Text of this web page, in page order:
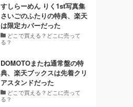
すしらーめん りく1st写真集
さいごのふたりの特典、楽天
は限定カバーだった
どこで買える？どこに売って
る？
DOMOTOまたね通常盤の特
典、楽天ブックスは先着クリ
アスタンドだった
どこで買える？どこに売って
る？